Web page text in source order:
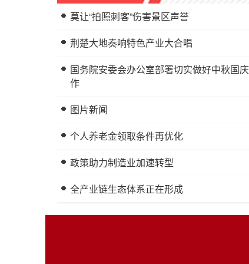
莫让“拍照刺客”伤害景区声誉
荆楚大地奏响特色产业大合唱
国务院安委会办公室部署切实做好中秋国
作
图片新闻
个人养老金领取条件再优化
政策助力制造业加速转型
全产业链生态体系正在形成